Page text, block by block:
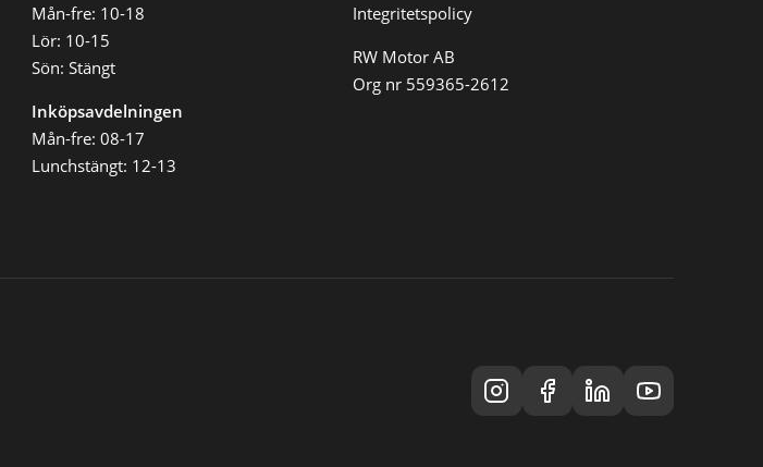
700
Mån-fre: 10-18
Lör: 10-15
Sön: Stängt
Inköpsavdelningen
Mån-fre: 08-17
Lunchstängt: 12-13
Integritetspolicy
RW Motor AB
Org nr 559365-2612